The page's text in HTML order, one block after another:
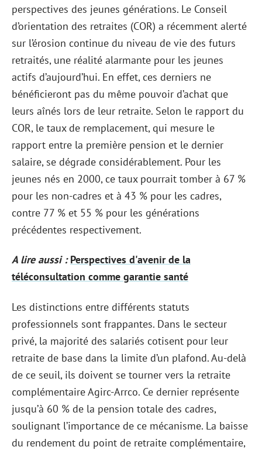
perspectives des jeunes générations. Le Conseil
d’orientation des retraites (COR) a récemment alerté
sur l’érosion continue du niveau de vie des futurs
retraités, une réalité alarmante pour les jeunes
actifs d’aujourd’hui. En effet, ces derniers ne
bénéficieront pas du même pouvoir d’achat que
leurs aînés lors de leur retraite. Selon le rapport du
COR, le taux de remplacement, qui mesure le
rapport entre la première pension et le dernier
salaire, se dégrade considérablement. Pour les
jeunes nés en 2000, ce taux pourrait tomber à 67 %
pour les non-cadres et à 43 % pour les cadres,
contre 77 % et 55 % pour les générations
précédentes respectivement.
A lire aussi : Perspectives d'avenir de la
téléconsultation comme garantie santé
Les distinctions entre différents statuts
professionnels sont frappantes. Dans le secteur
privé, la majorité des salariés cotisent pour leur
retraite de base dans la limite d’un plafond. Au-delà
de ce seuil, ils doivent se tourner vers la retraite
complémentaire Agirc-Arrco. Ce dernier représente
jusqu’à 60 % de la pension totale des cadres,
soulignant l’importance de ce mécanisme. La baisse
du rendement du point de retraite complémentaire,